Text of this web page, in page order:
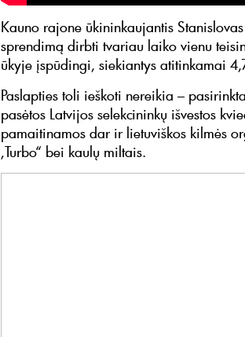
Kauno rajone ūkininkaujantis
sprendimą dirbti tvariau laiko vienu
ūkyje įspūdingi, siekiantys atitinkamai
Paslapties toli ieškoti nereikia –
pasėtos Latvijos selekcininkų išvestos
pamaitinamos dar ir lietuviškos kilmės
‚Turbo“ bei kaulų miltais.